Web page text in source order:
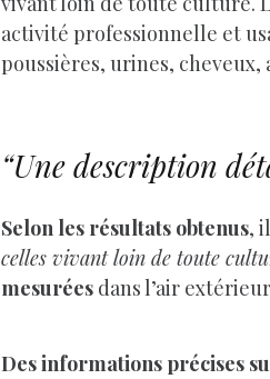
activité professionnelle et
poussières, urines,
“Une description
Selon les résultats obtenus,
celles vivant loin de toute
mesurées dans l’air
Des informations précises